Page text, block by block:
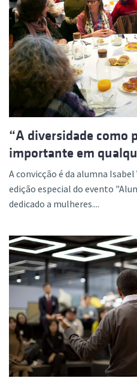
“A diversidade como
importante em
A convicção é da alumna Isabel
edição especial do evento
dedicado a mulheres....